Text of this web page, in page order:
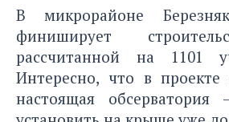
В микрорайоне
финиширует
рассчитанной на 1101
Интересно, что в проекте
настоящая